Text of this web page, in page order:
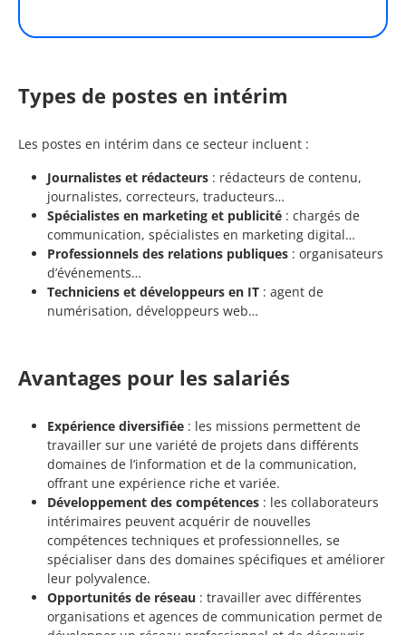
Types de postes en intérim
Les postes en intérim dans ce secteur incluent :
Journalistes et rédacteurs : rédacteurs de contenu,
journalistes, correcteurs, traducteurs…
Spécialistes en marketing et publicité : chargés de
communication, spécialistes en marketing digital…
Professionnels des relations publiques : organisateurs
d’événements…
Techniciens et développeurs en IT : agent de
numérisation, développeurs web…
Avantages pour les salariés
Expérience diversifiée : les missions permettent de
travailler sur une variété de projets dans différents
domaines de l’information et de la communication,
offrant une expérience riche et variée.
Développement des compétences : les collaborateurs
intérimaires peuvent acquérir de nouvelles
compétences techniques et professionnelles, se
spécialiser dans des domaines spécifiques et améliorer
leur polyvalence.
Opportunités de réseau : travailler avec différentes
organisations et agences de communication permet de